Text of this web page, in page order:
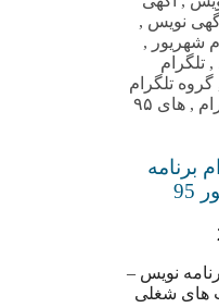
نویس ,
شهریور ,
, تلگرام
گروه تلگرام
, های ۹۵
برنامه
نویس –
95فرصت های شغلی